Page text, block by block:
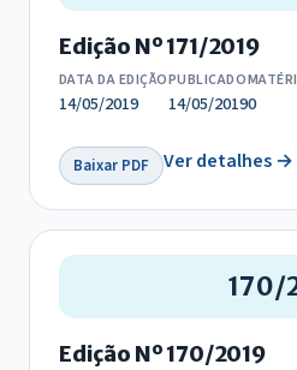
Edição Nº 171/2019
DATA DA EDIÇÃO
14/05/2019
PUBLICADO
14/05/20190
Baixar PDF Ver detalhes →
170/
Edição Nº 170/2019